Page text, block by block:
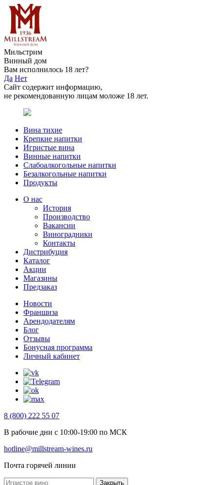
Мильстрим
Винный дом
Вам исполнилось 18 лет?
Да Нет
Сайт содержит информацию,
не рекомендованную лицам моложе 18 лет.
Вина тихие
Крепкие напитки
Игристые вина
Винные напитки
Слабоалкогольные напитки
Безалкогольные напитки
Продукты
О нас
История
Производство
Вакансии
Виноградники
Контакты
Дистрибуция
Каталог
Акции
Магазины
Предзаказ
Новости
Франшиза
Арендодателям
Блог
Отзывы
Бонусная программа
Личный кабинет
8 (800) 222 55 07
В рабочие дни с 10:00-19:00 по МСК
hotline@millstream-wines.ru
Почта горячей линии
Закрыть